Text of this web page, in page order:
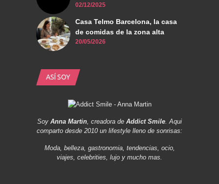
02/12/2025
Casa Telmo Barcelona, la casa
de comidas de la zona alta
20/05/2026
ASÍ SOY
Soy Anna Martin , creadora de Addict Smile . Aqui
comparto desde 2010 un lifestyle lleno de sonrisas:
Moda, belleza, gastronomia, tendencias, ocio,
viajes, celebrities, lujo y mucho mas.